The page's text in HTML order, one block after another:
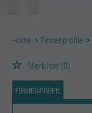
Home Firmenprofile
Merkliste (0)
FIRMENPROFIL